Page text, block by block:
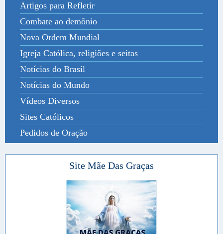
Artigos para Refletir
Combate ao demônio
Nova Ordem Mundial
Igreja Católica, religiões e seitas
Notícias do Brasil
Notícias do Mundo
Vídeos Diversos
Sites Católicos
Pedidos de Oração
Site Mãe Das Graças